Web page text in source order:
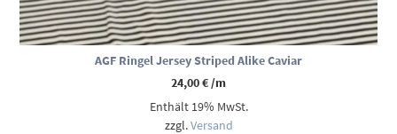
AGF Ringel Jersey Striped Alike Caviar
24,00€/m
Enthält 19% MwSt.
zzgl.Versand